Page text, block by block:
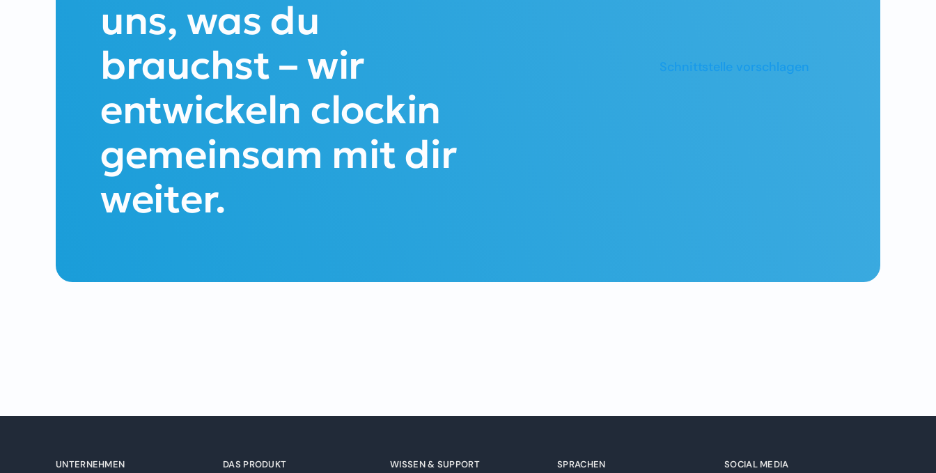
uns, was du
brauchst – wir
entwickeln clockin
gemeinsam mit dir
weiter.
Schnittstelle vorschlagen
UNTERNEHMEN DAS PRODUKT WISSEN & SUPPORT SPRACHEN SOCIAL MEDIA